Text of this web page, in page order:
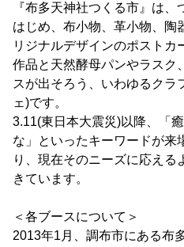
『布多天神社つくる市』は
はじめ、布小物、革小物、陶
リジナルデザインのポストカ
作品と天然酵母パンやラスク
スが出そろう、いわゆるクラ
ェ)です。
3.11(東日本大震災)以降、「
な」といったキーワードが来
り、現在そのニーズに応える
きています。
＜各ブースについて＞
2013年1月、調布市にある布